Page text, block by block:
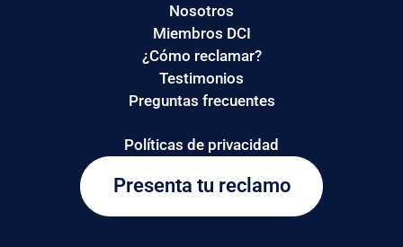
Presenta tu reclamo
Nosotros
Miembros DCI
¿Cómo reclamar?
Testimonios
Preguntas frecuentes
Políticas de privacidad